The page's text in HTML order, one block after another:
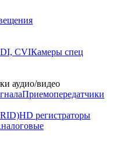
CVIКамеры спец
аудио/видео
Приемопередатчики
HD регистраторы